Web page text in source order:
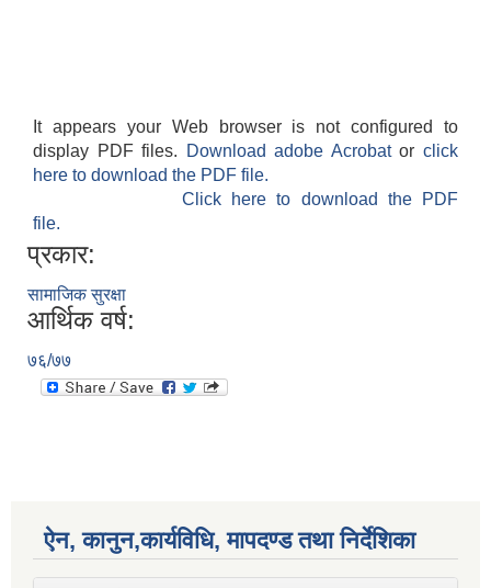
It appears your Web browser is not configured to
display PDF files.
Download adobe Acrobatorclick
here to download the PDF file.
Click here to download the PDF
file.
प्रकार:
सामाजिक सुरक्षा
आर्थिक वर्ष:
७६/७७
ऐन, कानुन,कार्यविधि, मापदण्ड तथा निर्देशिका